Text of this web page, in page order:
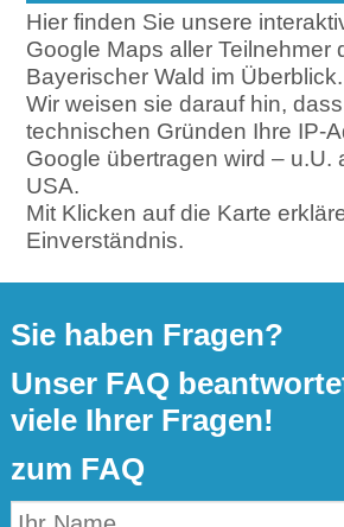
Hier finden Sie unsere
Google Maps aller Teilnehmer
Bayerischer Wald im Überblick.
Wir weisen sie darauf hin,
technischen Gründen Ihre IP-
Google übertragen wird – u.U.
USA.
Mit Klicken auf die Karte
Einverständnis.
Sie haben Fragen?
Unser FAQ
viele Ihrer Fragen!
zum FAQ